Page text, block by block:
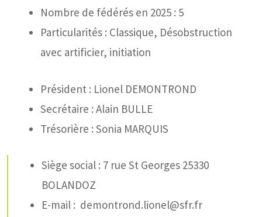
Nombre de fédérés en 2025 : 5
Particularités : Classique, Désobstruction
avec artificier, initiation
Président : Lionel DEMONTROND
Secrétaire : Alain BULLE
Trésorière : Sonia MARQUIS
Siège social : 7 rue St Georges 25330
BOLANDOZ
E-mail : demontrond.lionel@sfr.fr